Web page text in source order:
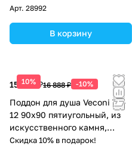
Арт. 28992
В корзину
10%
15 199 ₽16 888 ₽ -10%
Поддон для душа Veconi TZ-
12 90х90 пятиугольный, из
искусственного камня,
белый
Скидка 10% в подарок!